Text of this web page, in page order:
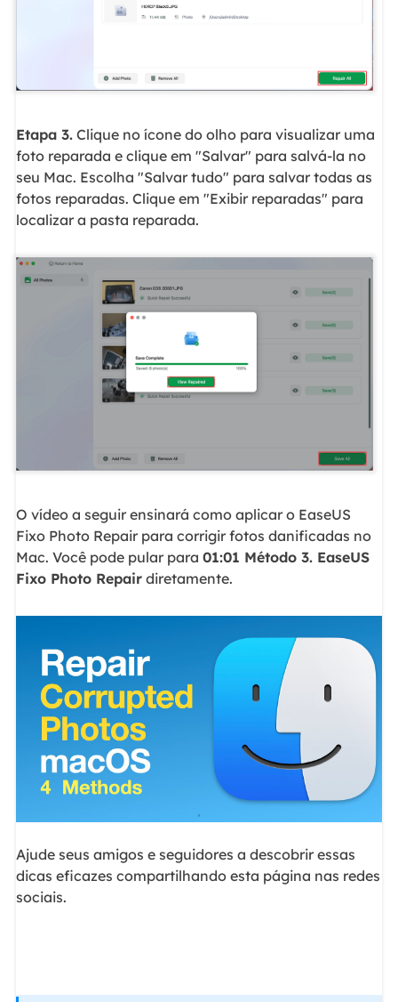
Etapa 3.Clique no ícone do olho para visualizar uma
foto reparada e clique em "Salvar" para salvá-la no
seu Mac. Escolha "Salvar tudo" para salvar todas as
fotos reparadas. Clique em "Exibir reparadas" para
localizar a pasta reparada.
O vídeo a seguir ensinará como aplicar o EaseUS
Fixo Photo Repair para corrigir fotos danificadas no
Mac. Você pode pular para 01:01 Método 3. EaseUS
Fixo Photo Repairdiretamente.
Ajude seus amigos e seguidores a descobrir essas
dicas eficazes compartilhando esta página nas redes
sociais.